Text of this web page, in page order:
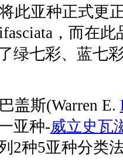
此亚种正式更
，而在
绿七彩、蓝七
斯(Warren E.
亚种-威立史瓦
2种5亚种分类